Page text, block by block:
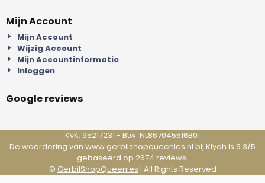
Mijn Account
Mijn Account
Wijzig Account
Mijn Accountinformatie
Inloggen
Google reviews
KvK: 95217231 - Btw: NL867045516B01
De waardering van www.gerbilshopqueenies.nl bij Kiyoh is 9.3/5
gebaseerd op 2674 reviews.
© GerbilShopQueenies | All Rights Reserved